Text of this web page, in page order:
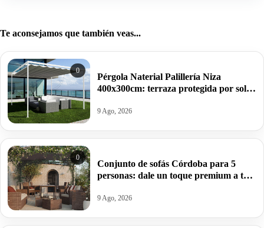
Te aconsejamos que también veas...
0
Pérgola Naterial Palillería Niza
400x300cm: terraza protegida por solo
9 Ago, 2026
0
Conjunto de sofás Córdoba para 5
personas: dale un toque premium a tu
9 Ago, 2026